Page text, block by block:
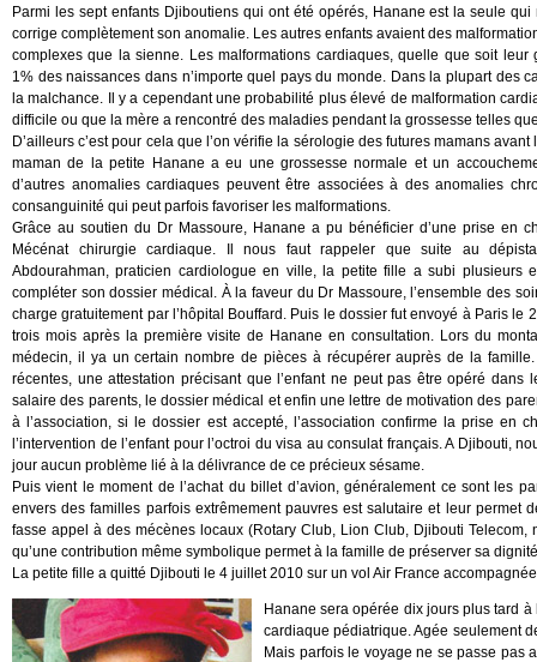
Parmi les sept enfants Djiboutiens qui ont été opérés, Hanane est la seule
corrige complètement son anomalie. Les autres enfants avaient des
complexes que la sienne. Les malformations cardiaques, quelle que soit leur
1% des naissances dans n’importe quel pays du monde. Dans la plupart des
la malchance. Il y a cependant une probabilité plus élevé de malformation
difficile ou que la mère a rencontré des maladies pendant la grossesse telles
D’ailleurs c’est pour cela que l’on vérifie la sérologie des futures mamans
maman de la petite Hanane a eu une grossesse normale et un
d’autres anomalies cardiaques peuvent être associées à des anomalies
consanguinité qui peut parfois favoriser les malformations.
Grâce au soutien du Dr Massoure, Hanane a pu bénéficier d’une prise en
Mécénat chirurgie cardiaque. Il nous faut rappeler que suite au
Abdourahman, praticien cardiologue en ville, la petite fille a subi plusieurs
compléter son dossier médical. À la faveur du Dr Massoure, l’ensemble des
charge gratuitement par l’hôpital Bouffard. Puis le dossier fut envoyé à Paris le
trois mois après la première visite de Hanane en consultation. Lors du
médecin, il ya un certain nombre de pièces à récupérer auprès de la
récentes, une attestation précisant que l’enfant ne peut pas être opéré dans
salaire des parents, le dossier médical et enfin une lettre de motivation des
à l’association, si le dossier est accepté, l’association confirme la prise en
l’intervention de l’enfant pour l’octroi du visa au consulat français. A Djibouti,
jour aucun problème lié à la délivrance de ce précieux sésame.
Puis vient le moment de l’achat du billet d’avion, généralement ce sont les
envers des familles parfois extrêmement pauvres est salutaire et leur
fasse appel à des mécènes locaux (Rotary Club, Lion Club, Djibouti
qu’une contribution même symbolique permet à la famille de préserver sa
La petite fille a quitté Djibouti le 4 juillet 2010 sur un vol Air France
Hanane sera opérée dix jours plus tard
cardiaque pédiatrique. Agée seulement
Mais parfois le voyage ne se passe pas